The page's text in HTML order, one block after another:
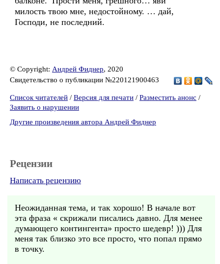
милость твою мне, недостойному. … дай,
Господи, не последний.
© Copyright: Андрей Фиднер, 2020
Свидетельство о публикации №220121900463
Список читателей / Версия для печати / Разместить анонс /
Заявить о нарушении
Другие произведения автора Андрей Фиднер
Рецензии
Написать рецензию
Неожиданная тема, и так хорошо! В начале вот
эта фраза « скрижали писались давно. Для менее
думающего контингента» просто шедевр! ))) Для
меня так близко это все просто, что попал прямо
в точку.